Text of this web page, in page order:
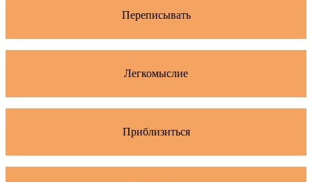
Переписывать
Легкомыслие
Приблизиться